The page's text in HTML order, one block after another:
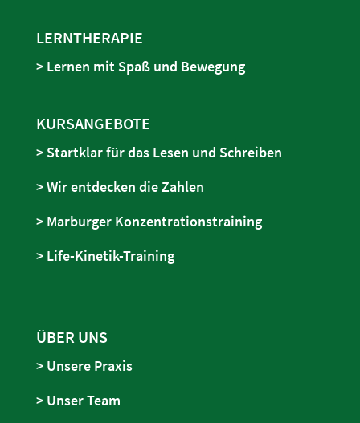
LERNTHERAPIE
> Lernen mit Spaß und Bewegung
KURSANGEBOTE
> Startklar für das Lesen und Schreiben
> Wir entdecken die Zahlen
> Marburger Konzentrationstraining
> Life-Kinetik-Training
ÜBER UNS
> Unsere Praxis
> Unser Team